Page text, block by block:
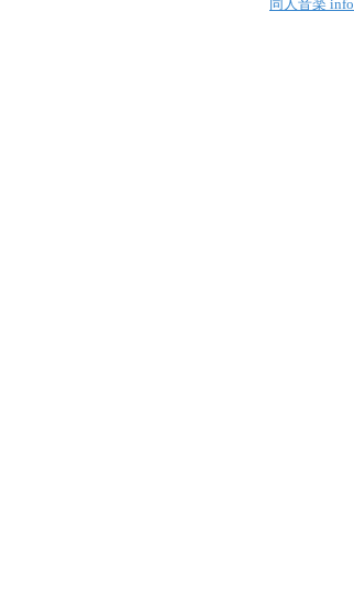
同人音楽 info